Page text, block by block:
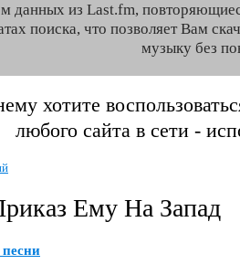
данных из Last.fm,
поиска, что позволяет Вам
музыку без
хотите
любого сайта в сети -
Ему На Запад
песни